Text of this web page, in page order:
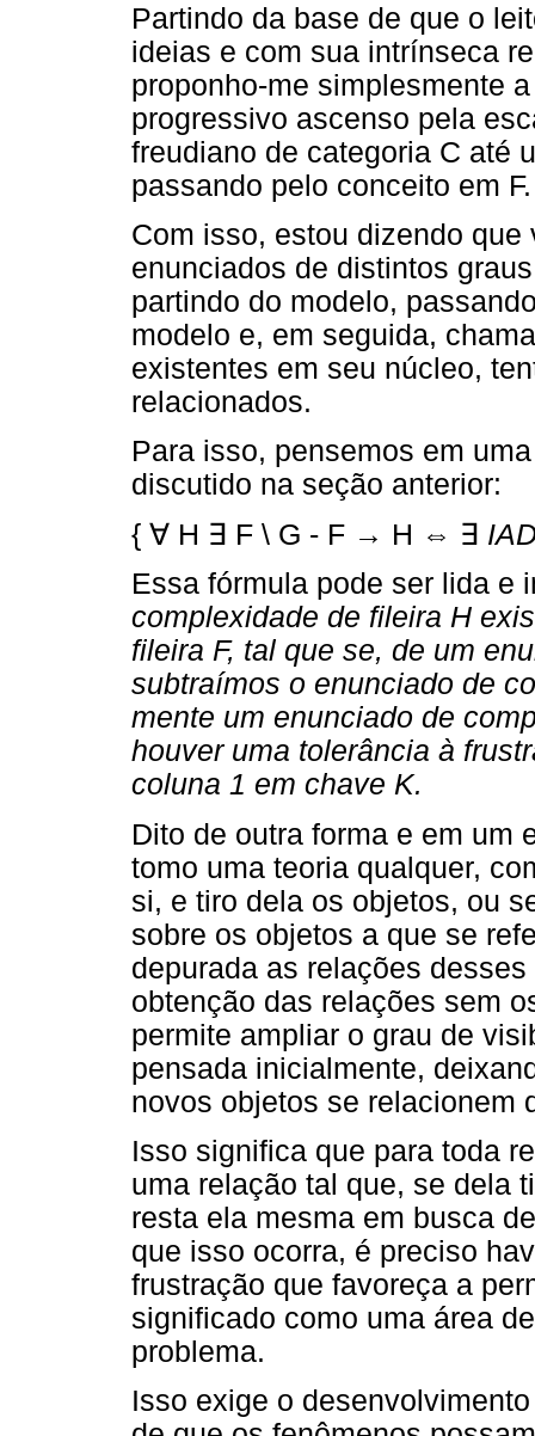
Partindo da base de que o
ideias e com sua intrínseca
proponho-me simplesmente
progressivo ascenso pela
freudiano de categoria C até
passando pelo conceito em F.
Com isso, estou dizendo
enunciados de distintos
partindo do modelo,
modelo e, em seguida,
existentes em seu núcleo,
relacionados.
Para isso, pensemos em
discutido na seção anterior:
{ ∀ H ∃ F \ G - F → H ⇔ ∃
Essa fórmula pode ser lida e
complexidade de fileira H
fileira F, tal que se, de um
subtraímos o enunciado de
mente um enunciado de
houver uma tolerância à
coluna 1 em chave K.
Dito de outra forma e em um
tomo uma teoria qualquer,
si, e tiro dela os objetos, ou
sobre os objetos a que se
depurada as relações
obtenção das relações sem
permite ampliar o grau de
pensada inicialmente,
novos objetos se relacionem
Isso significa que para toda
uma relação tal que, se dela
resta ela mesma em busca
que isso ocorra, é preciso
frustração que favoreça a
significado como uma área
problema.
Isso exige o